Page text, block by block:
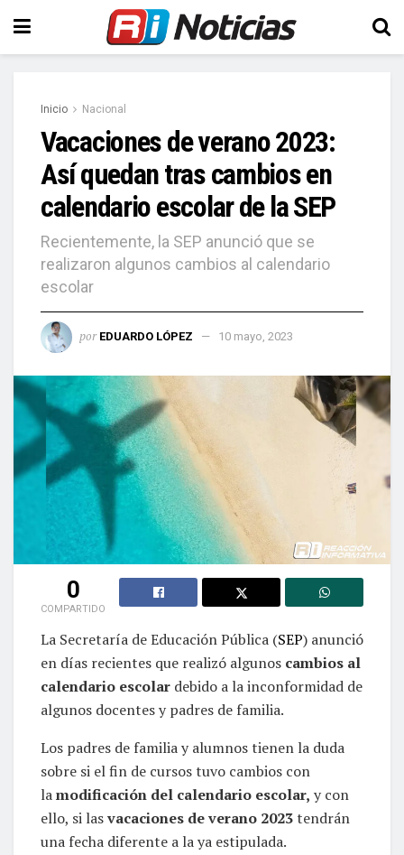
Inicio Nacional
Vacaciones de verano 2023:
Así quedan tras cambios en
calendario escolar de la SEP
Recientemente, la SEP anunció que se
realizaron algunos cambios al calendario
escolar
por EDUARDO LÓPEZ 10 mayo, 2023
0
COMPARTIDO
La Secretaría de Educación Pública (SEP) anunció
en días recientes que realizó algunos cambios al
calendario escolar debido a la inconformidad de
algunos docentes y padres de familia.
Los padres de familia y alumnos tienen la duda
sobre si el fin de cursos tuvo cambios con
lamodificación del calendario escolar, y con
ello, si lasvacaciones de verano 2023tendrán
una fecha diferente a la ya estipulada.